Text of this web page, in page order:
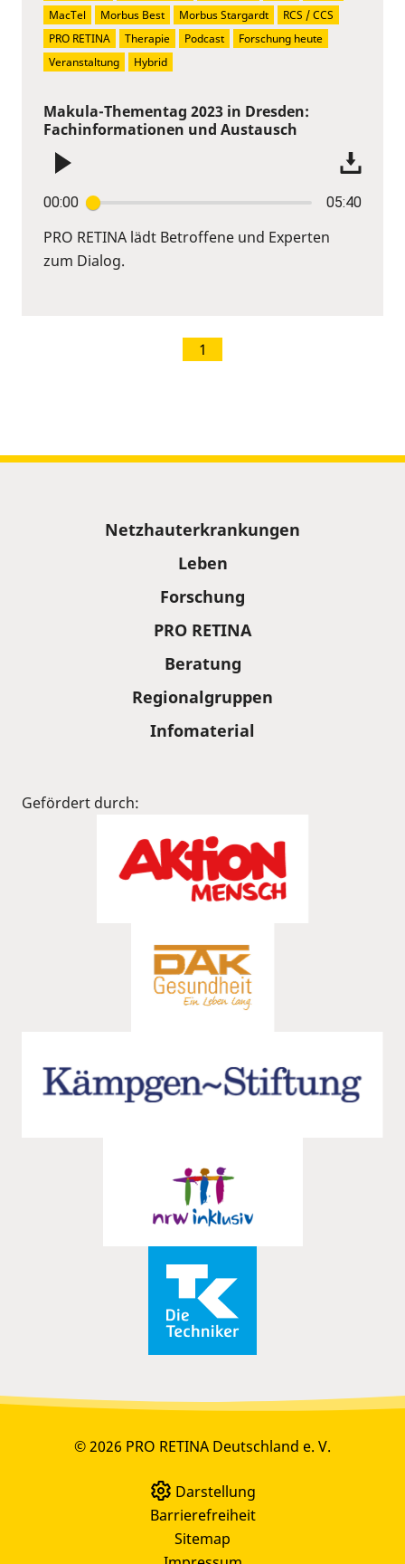
Makula-Thementag 2023 in Dresden:
Fachinformationen und Austausch
00:00 05:40
PRO RETINA lädt Betroffene und Experten
zum Dialog.
MacTel
Morbus Best Morbus Stargardt
RCS / CCS
PRO RETINA
Therapie Podcast
Forschung heute
Veranstaltung
Hybrid
1
Netzhauterkrankungen
Leben
Forschung
PRO RETINA
Beratung
Regionalgruppen
Infomaterial
Gefördert durch:
© 2026 PRO RETINA Deutschland e. V.
Darstellung
Barrierefreiheit
Sitemap